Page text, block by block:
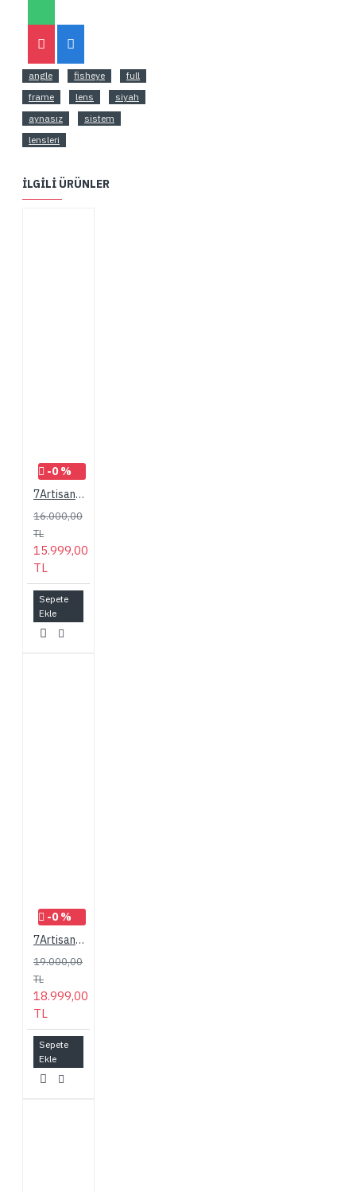
angle
fisheye
full
frame
lens
siyah
aynasız
sistem
lensleri
İLGILI ÜRÜNLER
-0 %
7Artisans 35mm f/2 Mark II Lens for Leica M (Black)
16.000,00
TL
15.999,00
TL
Sepete
Ekle
-0 %
7Artisans 10mm F2.8 Mark II Sony (E mount) MF Ultra Wide Angle Fisheye Full Frame Lens Siyah
19.000,00
TL
18.999,00
TL
Sepete
Ekle